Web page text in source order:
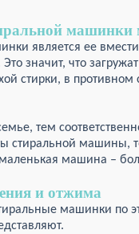
является ее
значит, что
стирки, в
тем
стиральной машины,
маленькая машина –
и отжима
машинки по